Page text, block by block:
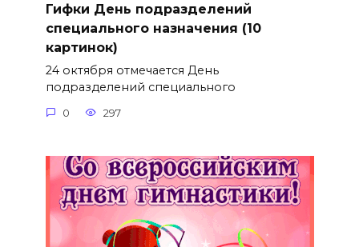
Гифки День подразделений
специального назначения (10
картинок)
24 октября отмечается День
подразделений специального
0 297